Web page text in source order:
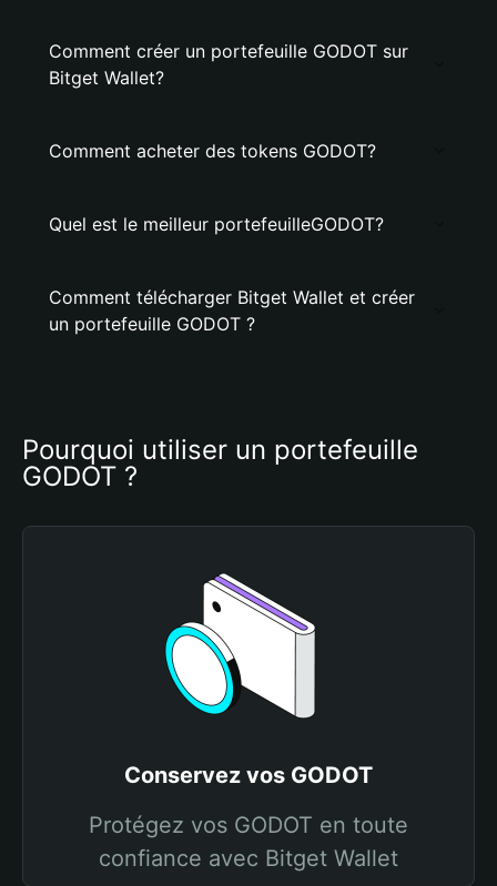
Comment créer un portefeuille GODOT sur
Bitget Wallet?
Comment acheter des tokens GODOT?
Quel est le meilleur portefeuilleGODOT?
Comment télécharger Bitget Wallet et créer
un portefeuille GODOT ?
Pourquoi utiliser un portefeuille
GODOT ?
Conservez vos GODOT
Protégez vos GODOT en toute
confiance avec Bitget Wallet